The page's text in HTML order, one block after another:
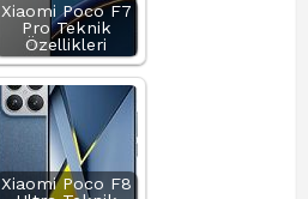
Xiaomi Poco F7
Pro Teknik
Özellikleri
Xiaomi Poco F8